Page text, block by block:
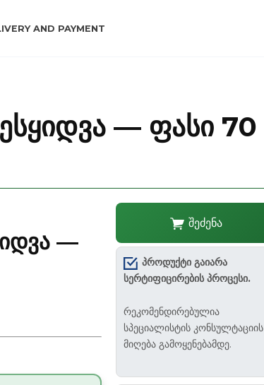
AND PAYMENT
— ფასი 70
—
შეძენა
პროდუქტი გაიარა
სერტიფიცირების პროცესი.
რეკომენდირებულია
სპეციალისტის კონსულტაციის
მიღება გამოყენებამდე.